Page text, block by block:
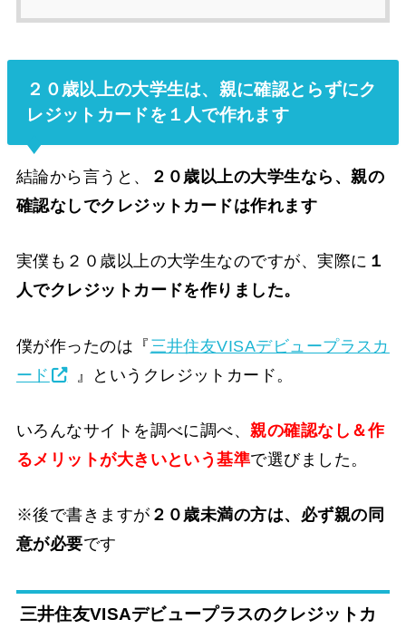
２０歳以上の大学生は、親に確認とらずにク
レジットカードを１人で作れます
結論から言うと、
２０歳以上の大学生なら、親の
確認なしでクレジットカードは作れます
実僕も２０歳以上の大学生なのですが、実際に １
人でクレジットカードを作りました。
僕が作ったのは『三井住友VISAデビュープラスカ
ード
』というクレジットカード。
いろんなサイトを調べに調べ、 親の確認なし＆作
るメリットが大きいという基準で選びました。
※後で書きますが ２０歳未満の方は、必ず親の同
意が必要です
三井住友VISAデビュープラスのクレジットカ